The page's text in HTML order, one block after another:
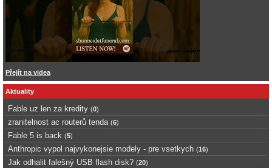
Přejít na videa
Aktuality
Fable uz len za kredity (0)
zranitelnost ac routerů tenda (6)
Fable 5 is back (5)
Anthropic vypol najvykonejsie modely - pre vsetkych (16)
Jak odhalit falešný USB flash disk? (20)